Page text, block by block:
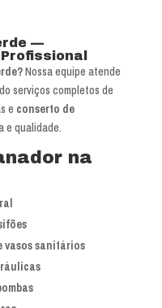
—
Nossa equipe atende
serviços completos de
e conserto de
e qualidade.
na
vasos sanitários